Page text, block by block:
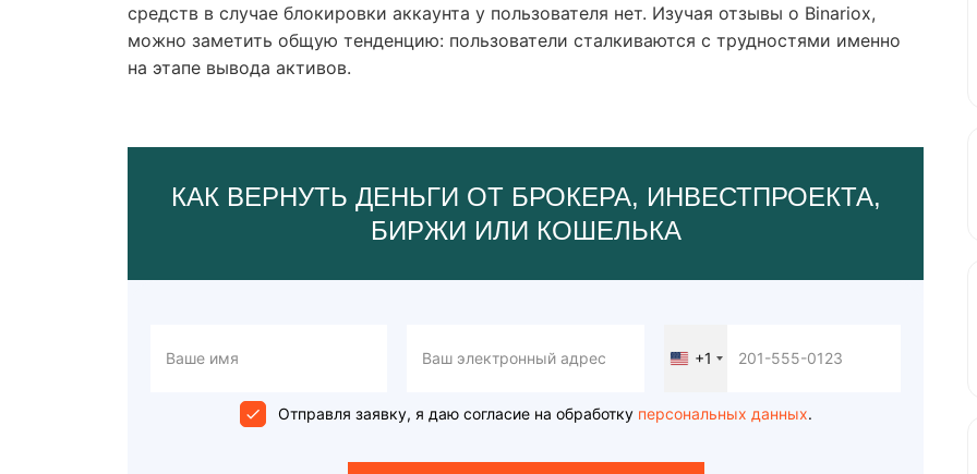
средств в случае блокировки аккаунта у пользователя нет. Изучая отзывы о Binariox,
можно заметить общую тенденцию: пользователи сталкиваются с трудностями именно
на этапе вывода активов.
КАК ВЕРНУТЬ ДЕНЬГИ ОТ БРОКЕРА, ИНВЕСТПРОЕКТА,
БИРЖИ ИЛИ КОШЕЛЬКА
United
+1
+1
Отправля заявку, я даю согласие на обработкуперсональных данных.